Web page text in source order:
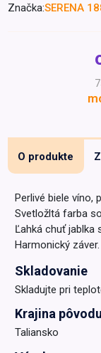
Drogéria a
Domáci
Lekáreň
Značka:SERENA
O produkte
Perlivé biele víno,
Svetložltá farba
Ľahká chuť
Harmonický záver.
Skladovanie
Skladujte pri
Krajina pôvodu
Taliansko